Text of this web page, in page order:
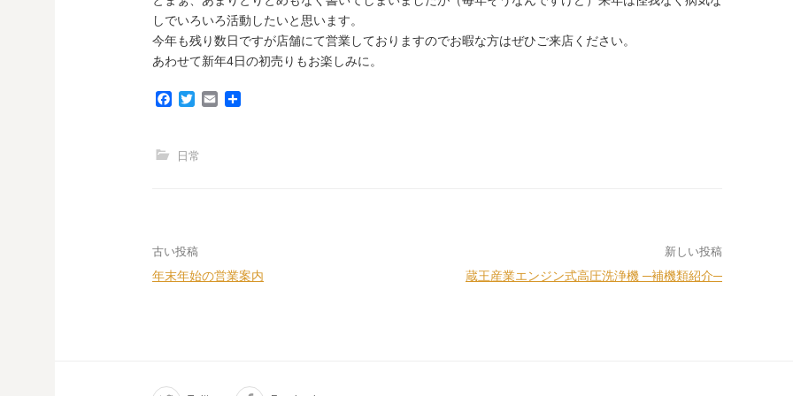
しでいろいろ活動したいと思います。
今年も残り数日ですが店舗にて営業しておりますのでお暇な方はぜひご来店ください。
あわせて新年4日の初売りもお楽しみに。
b
t
日常
投
稿
ゲ
古い投稿
年末年始の営業案内
新しい投稿
蔵王産業エンジン式高圧洗浄機 ─補機類紹介─